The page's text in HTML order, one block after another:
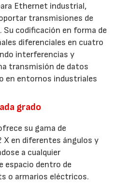
Ethernet industrial,
transmisiones de
codificación en forma de
diferenciales en cuatro
interferencias y
transmisión de datos
en entornos industriales
grado
su gama de
X en diferentes ángulos y
a cualquier
espacio dentro de
o armarios eléctricos.